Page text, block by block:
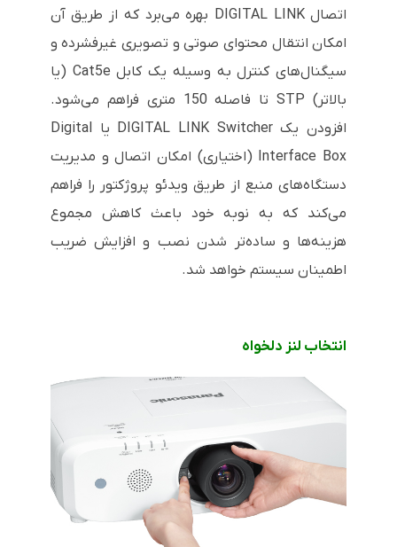
اتصالDIGITAL LINK بهره می‌برد که از طریق آن
امکان انتقال محتوای صوتی و تصویری غیرفشرده و
سیگنال‌های کنترل به وسیله یک کابل Cat5e (یا
بالاتر) STP
تا فاصله 150 متری فراهم می‌شود.
افزودن یکDIGITAL LINK Switcher یاDigital
Interface Box (اختیاری) امکان اتصال و مدیریت
دستگاه‌های منبع از طریق ویدئو پروژکتور را فراهم
می‌کند که به نوبه خود باعث کاهش مجموع
هزینه‌ها و ساده‌تر شدن نصب و افزایش ضریب
اطمینان سیستم خواهد شد.
انتخاب لنز دلخواه